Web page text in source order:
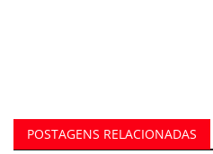
POSTAGENS RELACIONADAS